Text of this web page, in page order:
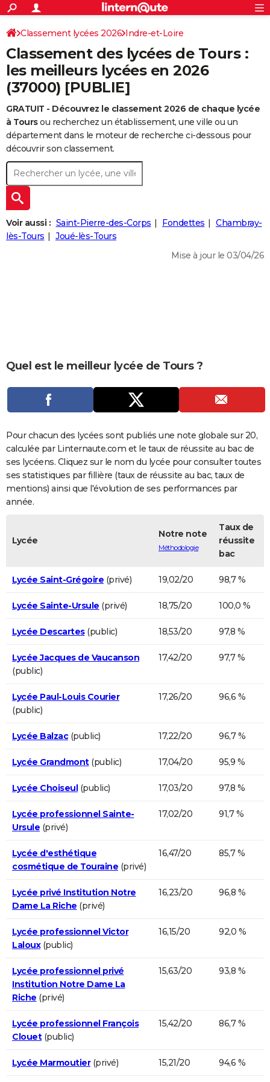
ACTUALITÉS
Politique
Société
Faits Divers
Education
Monde
Villes
+
SPORT
Coupe du monde 2026
Football
Tennis
Cyclisme
Rugby
Forum
CULTURE
Programme TV
TNT
Streaming
Cinéma
Sorties cinéma
Musique
+
FINANCE
Retraite
Impôts
Epargne
Immobilier
Risques naturels par ville
Banque
Assurance
Crédit
AUTO
Essais
Réserver un essai
Citadines
Berlines
SUV
Forum auto
+
HIGH-TECH
BRICOLAGE
Forum
Aménagement intérieur
Extérieur
Cuisine
Salle de bains
Jardinage
Rangement
+WEEK-END
Guides de France
Escapades
Patrimoine
Expositions
Musées
Week-end nature
+
LIFESTYLE
Art de vivre
Bien-être
Loisirs
Mode
Modes de vie
+SANTE
Dictionnaire
Biographies
Expressions
Proverbes
PROGRAMME TV
COPAINS D'AVANT
S'inscrire
Se connecter
Lycées
Collèges
Primaires
Universités
Entreprises
Service militaire
Avis de recherche
AVIS DE DÉCÈS
FORUM
Bricolage
Lifestyle
Culture
Sport
Auto
Television
Voyage
Cinema
S'inscrire
Connexion
Classement lycées 2026 Indre-et-Loire
Classement des lycées de Tours :
les meilleurs lycées en 2026
(37000) [PUBLIE]
GRATUIT - Découvrez le classement 2026 de chaque lycée
à Toursou recherchez un établissement, une ville ou un
département dans le moteur de recherche ci-dessous pour
découvrir son classement.
Voir aussi : Saint-Pierre-des-Corps Fondettes
Chambray-
lès-Tours
Joué-lès-Tours
Mise à jour le 03/04/26
Quel est le meilleur lycée de Tours ?
Pour chacun des lycées sont publiés une note globale sur 20,
calculée par Linternaute.com et le taux de réussite au bac de
ses lycéens. Cliquez sur le nom du lycée pour consulter toutes
ses statistiques par fillière (taux de réussite au bac, taux de
mentions) ainsi que l'évolution de ses performances par
année.
Lycée
Notre note
Méthodologie
Taux de
réussite
bac
Lycée Saint-Grégoire (privé) 19,02/20 98,7 %
Lycée Sainte-Ursule (privé) 18,75/20 100,0 %
Lycée Descartes(public) 18,53/20 97,8 %
Lycée Jacques de Vaucanson
(public)
17,42/20 97,7 %
Lycée Paul-Louis Courier
(public)
17,26/20 96,6 %
Lycée Balzac(public) 17,22/20 96,7 %
Lycée Grandmont(public) 17,04/20 95,9 %
Lycée Choiseul(public) 17,03/20 97,8 %
Lycée professionnel Sainte-
Ursule (privé)
17,02/20 91,7 %
Lycée d'esthétique
cosmétique de Touraine (privé)
16,47/20 85,7 %
Lycée privé Institution Notre
Dame La Riche (privé)
16,23/20 96,8 %
Lycée professionnel Victor
Laloux(public)
16,15/20 92,0 %
Lycée professionnel privé
Institution Notre Dame La
Riche (privé)
15,63/20 93,8 %
Lycée professionnel François
Clouet(public)
15,42/20 86,7 %
Lycée Marmoutier(privé) 15,21/20 94,6 %